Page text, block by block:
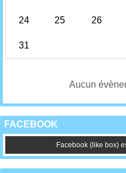
24 25 26
31
Aucun
FACEBOOK
Facebook (like box)